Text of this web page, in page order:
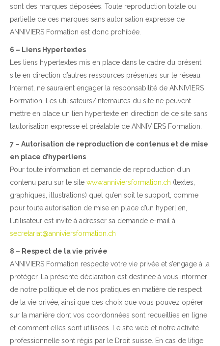
sont des marques déposées. Toute reproduction totale ou
partielle de ces marques sans autorisation expresse de
ANNIVIERS Formation est donc prohibée.
6 – Liens Hypertextes
​Les liens hypertextes mis en place dans le cadre du présent
site en direction d’autres ressources présentes sur le réseau
Internet, ne sauraient engager la responsabilité de ANNIVIERS
Formation. Les utilisateurs/internautes du site ne peuvent
mettre en place un lien hypertexte en direction de ce site sans
l’autorisation expresse et préalable de ANNIVIERS Formation.
7 – Autorisation de reproduction de contenus et de mise
en place d’hyperliens
Pour toute information et demande de reproduction d’un
contenu paru sur le site www.anniviersformation.ch (textes,
graphiques, illustrations) quel qu’en soit le support, comme
pour toute autorisation de mise en place d’un hyperlien,
l’utilisateur est invité à adresser sa demande e-mail à
secretariat@anniviersformation.ch
8 – Respect de la vie privée​
ANNIVIERS Formation respecte votre vie privée et s’engage à la
protéger. La présente déclaration est destinée à vous informer
de notre politique et de nos pratiques en matière de respect
de la vie privée, ainsi que des choix que vous pouvez opérer
sur la manière dont vos coordonnées sont recueillies en ligne
et comment elles sont utilisées. Le site web et notre activité
professionnelle sont régis par le Droit suisse. En cas de litige